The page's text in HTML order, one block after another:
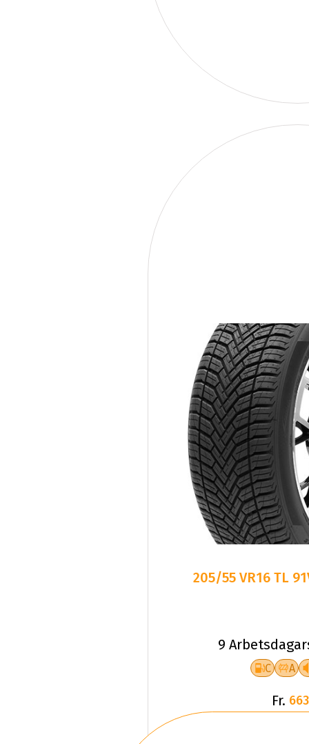
205/55 VR16 TL
9
C A
Fr.